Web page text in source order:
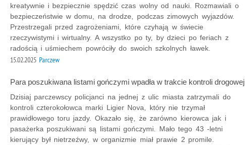
kreatywnie i bezpiecznie spędzić czas wolny od nauki. Rozmawiali o
bezpieczeństwie w domu, na drodze, podczas zimowych wyjazdów.
Przestrzegali przed zagrożeniami, które czyhają w świecie
rzeczywistymi i wirtualny. A wszystko po ty, by dzieci po feriach z
radością i uśmiechem powróciły do swoich szkolnych ławek.
15.02.2025 Parczew
Para poszukiwana listami gończymi wpadła w trakcie kontroli drogowej
Dzisiaj parczewscy policjanci na jednej z ulic miasta zatrzymali do
kontroli czterokołowca marki Ligier Nova, który nie trzymał
prawidłowego toru jazdy. Okazało się, że zarówno kierowca jak i
pasażerka poszukiwani są listami gończymi. Mało tego 43 -letni
kierujący był nietrzeźwy, w organizmie miał prawie 2 promile.